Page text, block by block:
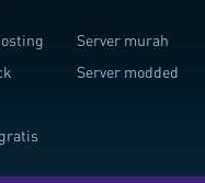
Server murah
Server modded